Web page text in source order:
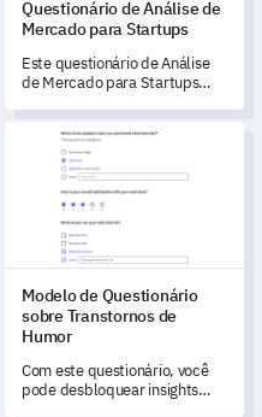
Questionário de Análise de
Mercado para Startups
Este questionário de Análise
de Mercado para Startups
o mercado da sua startup e as
decisões estratégicas.
de Workshop
Modelo de Questionário
Modelo de Questionário
sobre Transtornos de
Humor
Com este questionário, você
pode desbloquear insights